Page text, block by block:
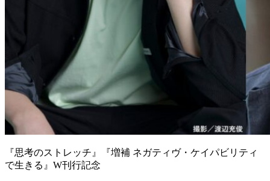
『思考のストレッチ』『増補 ネガティヴ・ケイパビリティ
で生きる』W刊行記念